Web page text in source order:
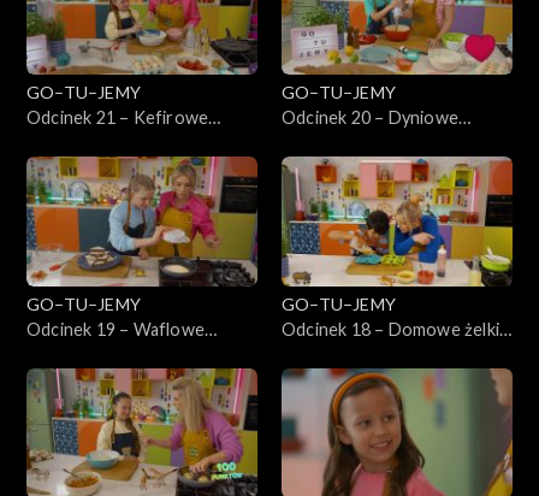
GO–TU–JEMY
Odcinek 21 – Kefirowe
owocowym
GO–TU–JEMY
Odcinek 20 – Dyniowe
GO–TU–JEMY
Odcinek 19 – Waflowe
czekoladowym
GO–TU–JEMY
Odcinek 18 – Domowe żelki